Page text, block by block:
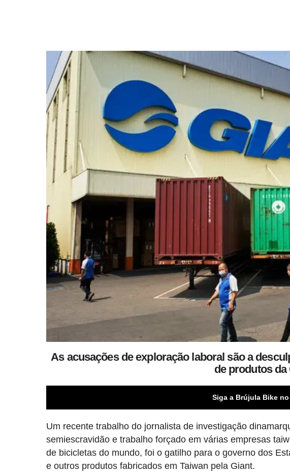
As acusações de exploração laboral são a
de produtos da
Siga a Brújula Bike
Um recente trabalho do jornalista de investigação
semiescravidão e trabalho forçado em várias empresas
de bicicletas do mundo, foi o gatilho para o governo dos
e outros produtos fabricados em Taiwan pela Giant.